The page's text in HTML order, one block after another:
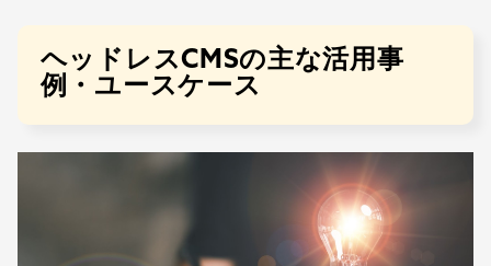
ヘッドレスCMSの主な活用事
例・ユースケース